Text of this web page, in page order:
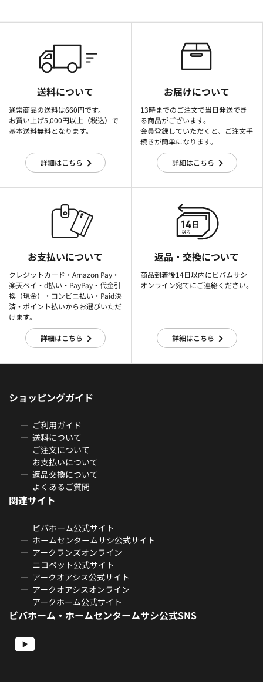
送料について
通常商品の送料は660円です。
お買い上げ5,000円以上（税込）で
基本送料無料となります。
詳細はこちら
お届けについて
13時までのご注文で当日発送でき
る商品がございます。
会員登録していただくと、ご注文手
続きが簡単になります。
詳細はこちら
お支払いについて
クレジットカード・Amazon Pay・
楽天ぺイ・d払い・PayPay・代金引
換（現金）・コンビニ払い・Paid決
済・ポイント払いからお選びいただ
けます。
詳細はこちら
返品・交換について
商品到着後14日以内にビバムサシ
オンライン宛てにご連絡ください。
詳細はこちら
ショッピングガイド
ご利用ガイド
送料について
ご注文について
お支払いについて
返品交換について
よくあるご質問
関連サイト
ビバホーム公式サイト
ホームセンタームサシ公式サイト
アークランズオンライン
ニコペット公式サイト
アークオアシス公式サイト
アークオアシスオンライン
アークホーム公式サイト
ビバホーム・ホームセンタームサシ公式SNS